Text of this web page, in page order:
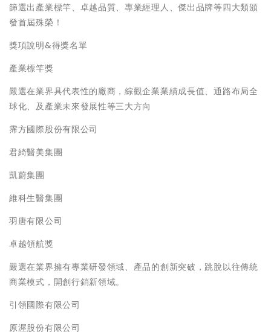
篩選出產業標竿、卓越品質、專業經理人、傑出品牌等四大類頒
發首屆殊榮！
獎項說明&得獎名單
產業標竿獎
嚴選在業界具代表性的廠商，綜觀企業業績成長值、通路布局全
球化、及產業未來發展性等三大方向
霈方國際股份有限公司
君綺醫美集團
凱蔚集團
維科生醫集團
羽唐有限公司
卓越領航獎
嚴選在業界擁有專業研發領域、產品的創新突破，跳脫以往傳統
商業模式，開創行銷新領域。
引領國際有限公司
原渥股份有限公司